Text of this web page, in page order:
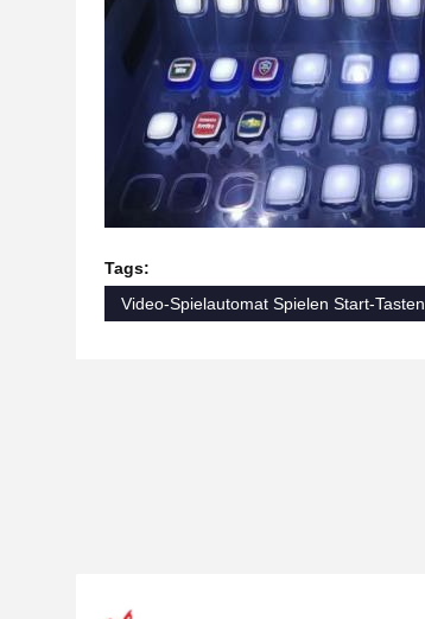
Tags:
Video-Spielautomat Spielen Start-Tasten